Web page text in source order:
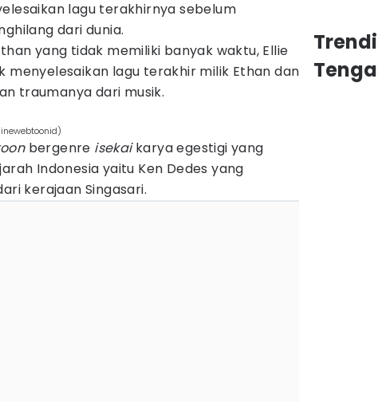
lagu terakhirnya sebelum
dari dunia.
yang tidak memiliki banyak waktu, Ellie
menyelesaikan lagu terakhir milik Ethan dan
traumanya dari musik.
bergenre isekaikarya egestigi yang
Indonesia yaitu Ken Dedes yang
kerajaan Singasari.